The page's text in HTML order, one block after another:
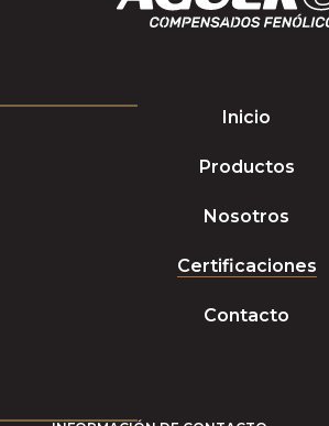
Inicio
Productos
Nosotros
Certificaciones
Contacto